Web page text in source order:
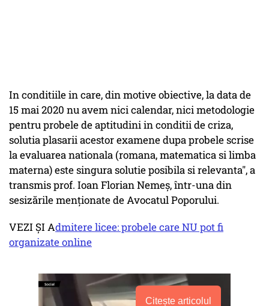
In conditiile in care, din motive obiective, la data de
15 mai 2020 nu avem nici calendar, nici metodologie
pentru probele de aptitudini in conditii de criza,
solutia plasarii acestor examene dupa probele scrise
la evaluarea nationala (romana, matematica si limba
materna) este singura solutie posibila si relevanta", a
transmis prof. Ioan Florian Nemeș, într-una din
sesizările menţionate de Avocatul Poporului.
VEZI ŞI Admitere licee: probele care NU pot fi
organizate online
Citește articolul